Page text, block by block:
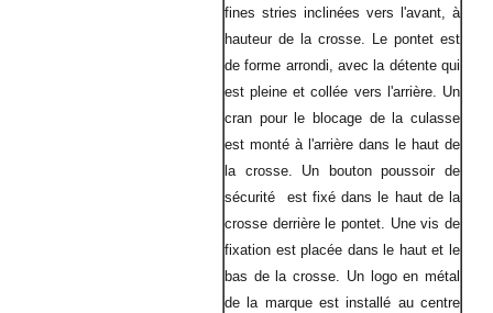
fines stries inclinées vers l'avant, à
hauteur de la crosse. Le pontet est
de forme arrondi, avec la détente qui
est pleine et collée vers l'arrière. Un
cran pour le blocage de la culasse
est monté à l'arrière dans le haut de
la crosse. Un bouton poussoir de
sécurité est fixé dans le haut de la
crosse derrière le pontet. Une vis de
fixation est placée dans le haut et le
bas de la crosse. Un logo en métal
de la marque est installé au centre